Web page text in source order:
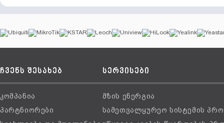
ჩვენს შესახებ
კომპანია
პარტნიორები
სერვისები
მზის ენერგია
სამეთვალყურეო სისტემის